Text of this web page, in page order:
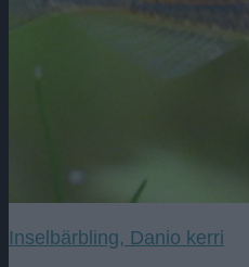
Inselbärbling, Danio kerri